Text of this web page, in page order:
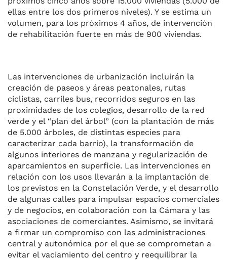
ellas entre los dos primeros niveles). Y se estima un
volumen, para los próximos 4 años, de intervención
de rehabilitación fuerte en más de 900 viviendas.
Las intervenciones de urbanización incluirán la
creación de paseos y áreas peatonales, rutas
ciclistas, carriles bus, recorridos seguros en las
proximidades de los colegios, desarrollo de la red
verde y el “plan del árbol” (con la plantación de más
de 5.000 árboles, de distintas especies para
caracterizar cada barrio), la transformación de
algunos interiores de manzana y regularización de
aparcamientos en superficie. Las intervenciones en
relación con los usos llevarán a la implantación de
los previstos en la Constelación Verde, y el desarrollo
de algunas calles para impulsar espacios comerciales
y de negocios, en colaboración con la Cámara y las
asociaciones de comerciantes. Asimismo, se invitará
a firmar un compromiso con las administraciones
central y autonómica por el que se comprometan a
evitar el vaciamiento del centro y reequilibrar la